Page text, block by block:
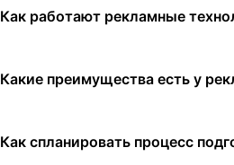
Как работают рекламные
Какие преимущества есть у
Как спланировать процесс